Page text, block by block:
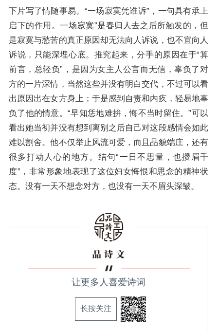
下片写了情随事易。“一场寂寞凭谁诉”，一句具有承上
启下的作用。一场寂寞”是春归人去之后所触发的，但
是寂寞与愁苦的真正原因却无法向人诉说，也不宜向人
诉说，只能深埋心底。推究起来，分手的原因在于“算
前言，总轻负”，是因为女主人公言而无信，辜负了对
方的一片深情，当然这些并没有明白交代，不过可以看
出原因出在女方身上；于是感到自责和内疚，轻易地辜
负了他的情意。“早知恁地难拚，悔不当时留住。”可以
看出她当初并没有想到离别之后自己对这段感情会如此
难以割舍。他不仅举止风流可爱，而且品貌端庄，还有
很多打动人心的地方。结句“一日不思量，也攒眉千
度”，非常形象地表现了这位妇女悔恨和思念的精神状
态。没有一天不想念对方，也没有一天不眉头深皱。
让更多人喜爱诗词
长按关注